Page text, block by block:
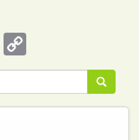
Copy
Link Пошук
Пошук